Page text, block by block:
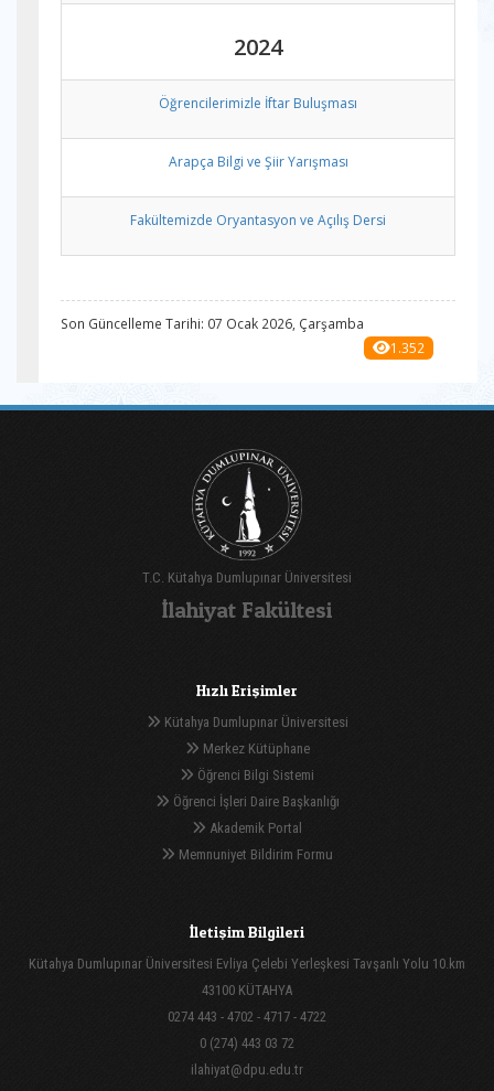
2024
Öğrencilerimizle İftar Buluşması
Arapça Bilgi ve Şiir Yarışması
Fakültemizde Oryantasyon ve Açılış Dersi
Son Güncelleme Tarihi: 07 Ocak 2026, Çarşamba
1.352
T.C. Kütahya Dumlupınar Üniversitesi
İlahiyat Fakültesi
Hızlı Erişimler
Kütahya Dumlupınar Üniversitesi
Merkez Kütüphane
Öğrenci Bilgi Sistemi
Öğrenci İşleri Daire Başkanlığı
Akademik Portal
Memnuniyet Bildirim Formu
İletişim Bilgileri
Kütahya Dumlupınar Üniversitesi Evliya Çelebi Yerleşkesi Tavşanlı Yolu 10.km
43100 KÜTAHYA
0274 443 - 4702 - 4717 - 4722
0 (274) 443 03 72
ilahiyat@dpu.edu.tr